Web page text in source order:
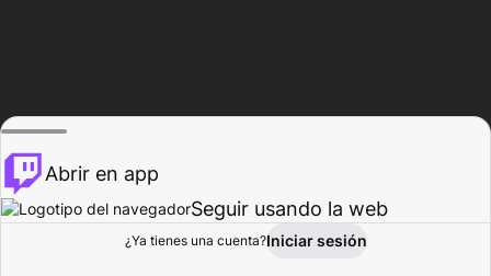
Explorar Actividad
Abrir en app
Seguir usando la web
¿Ya tienes una cuenta?Iniciar sesión